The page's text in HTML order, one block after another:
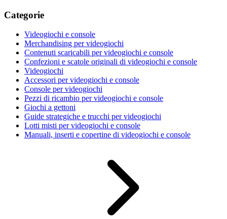
Categorie
Videogiochi e console
Merchandising per videogiochi
Contenuti scaricabili per videogiochi e console
Confezioni e scatole originali di videogiochi e console
Videogiochi
Accessori per videogiochi e console
Console per videogiochi
Pezzi di ricambio per videogiochi e console
Giochi a gettoni
Guide strategiche e trucchi per videogiochi
Lotti misti per videogiochi e console
Manuali, inserti e copertine di videogiochi e console